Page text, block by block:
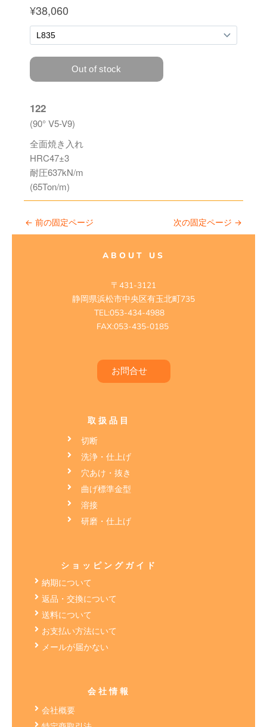
← 前の固定ページ 次の固定ページ →
ABOUT US
〒431-3121
静岡県浜松市中央区有玉北町735
TEL:053-434-4988
FAX:053-435-0185
お問合せ
取扱品目
切断
洗浄・仕上げ
穴あけ・抜き
曲げ標準金型
溶接
研磨・仕上げ
ショッピングガイド
納期について
返品・交換について
送料について
お支払い方法にいて
メールが届かない
会社情報
会社概要